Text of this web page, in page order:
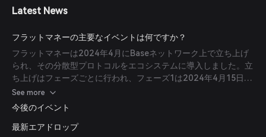
Latest News
フラットマネーの主要なイベントは何ですか？
フラットマネーは2024年4月にBaseネットワーク上で立ち上げ
られ、その分散型プロトコルをエコシステムに導入しました。立
ち上げはフェーズごとに行われ、フェーズ1は2024年4月15日に
開始され、フェーズ2では預金上限を解除してより広範な採用を
促進しました。
See more
今後のイベント
最新エアドロップ